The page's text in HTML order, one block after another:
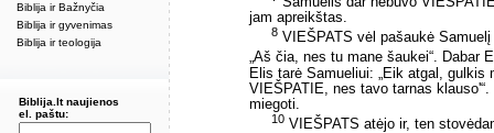
Biblija ir Bažnyčia
Biblija ir gyvenimas
Biblija ir teologija
Biblija.lt naujienos
el. paštu:
jam apreikštas.
8 VIEŠPATS vėl pašaukė
„Aš čia, nes tu mane šaukei“. Dabar
Elis tarė Samueliui: „Eik atgal,
VIEŠPATIE, nes tavo tarnas
miegoti.
10 VIEŠPATS atėjo ir, ten